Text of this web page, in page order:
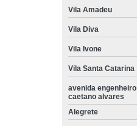
Vila Amadeu
Vila Diva
Vila Ivone
Vila Santa Catarina
avenida engenheiro
caetano alvares
Alegrete